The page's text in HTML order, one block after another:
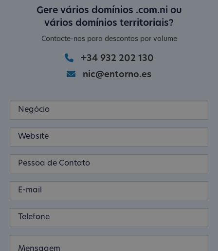
Gere vários domínios .com.ni ou
vários domínios territoriais?
Contacte-nos para descontos por volume
+34 932 202 130
nic@entorno.es